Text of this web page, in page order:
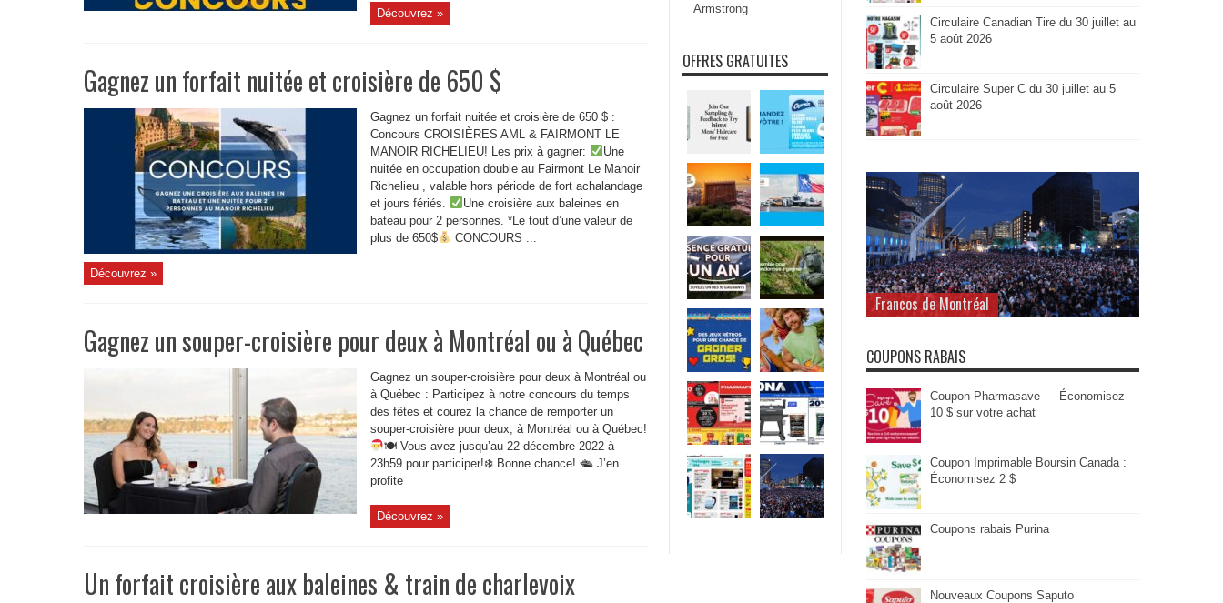
Découvrez »
Gagnez un forfait nuitée et croisière de 650 $
Gagnez un forfait nuitée et croisière de 650 $ :
Concours CROISIÈRES AML & FAIRMONT LE
MANOIR RICHELIEU! Les prix à gagner:
Une
nuitée en occupation double au Fairmont Le Manoir
Richelieu , valable hors période de fort achalandage
et jours fériés.
Une croisière aux baleines en
bateau pour 2 personnes. *Le tout d’une valeur de
plus de 650$
CONCOURS ...
Découvrez »
Gagnez un souper-croisière pour deux à Montréal ou à Québec
Gagnez un souper-croisière pour deux à Montréal ou
à Québec : Participez à notre concours du temps
des fêtes et courez la chance de remporter un
souper-croisière pour deux, à Montréal ou à Québec!
🍽 Vous avez jusqu’au 22 décembre 2022 à
23h59 pour participer!❄ Bonne chance! 🛳 J’en
profite
Découvrez »
Un forfait croisière aux baleines & train de charlevoix
Armstrong
OFFRES GRATUITES
Circulaire Canadian Tire du 30 juillet au
5 août 2026
Circulaire Super C du 30 juillet au 5
août 2026
Francos de Montréal
COUPONS RABAIS
Coupon Pharmasave — Économisez
10 $ sur votre achat
Coupon Imprimable Boursin Canada :
Économisez 2 $
Coupons rabais Purina
Nouveaux Coupons Saputo